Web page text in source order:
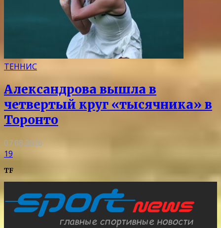
ТЕННИС
Александрова вышла в
четвертый круг «тысячника» в
Торонто
07.08.2026
19
TF